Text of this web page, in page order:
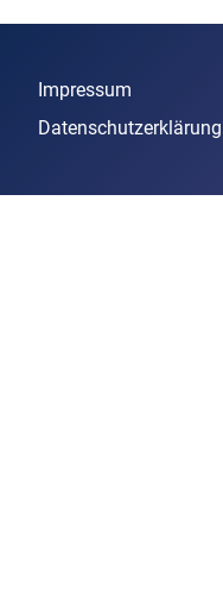
Impressum
Datenschutzerklärung